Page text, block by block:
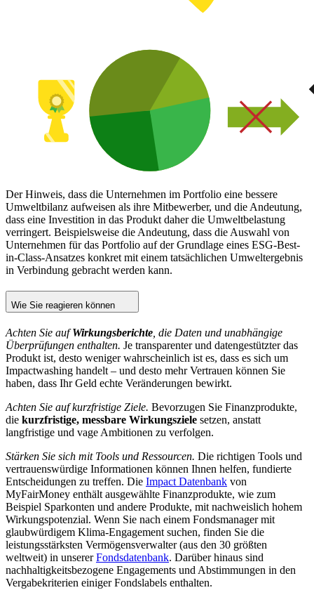
Der Hinweis, dass die Unternehmen im Portfolio eine bessere
Umweltbilanz aufweisen als ihre Mitbewerber, und die Andeutung,
dass eine Investition in das Produkt daher die Umweltbelastung
verringert. Beispielsweise die Andeutung, dass die Auswahl von
Unternehmen für das Portfolio auf der Grundlage eines ESG-Best-
in-Class-Ansatzes konkret mit einem tatsächlichen Umweltergebnis
in Verbindung gebracht werden kann.
Wie Sie reagieren können
Achten Sie aufWirkungsberichte , die Daten und unabhängige
Überprüfungen enthalten. Je transparenter und datengestützter das
Produkt ist, desto weniger wahrscheinlich ist es, dass es sich um
Impactwashing handelt – und desto mehr Vertrauen können Sie
haben, dass Ihr Geld echte Veränderungen bewirkt.
Achten Sie auf kurzfristige Ziele. Bevorzugen Sie Finanzprodukte,
die kurzfristige, messbare Wirkungsziele setzen, anstatt
langfristige und vage Ambitionen zu verfolgen.
Stärken Sie sich mit Tools und Ressourcen. Die richtigen Tools und
vertrauenswürdige Informationen können Ihnen helfen, fundierte
Entscheidungen zu treffen. Die Impact Datenbank von
MyFairMoney enthält ausgewählte Finanzprodukte, wie zum
Beispiel Sparkonten und andere Produkte, mit nachweislich hohem
Wirkungspotenzial. Wenn Sie nach einem Fondsmanager mit
glaubwürdigem Klima-Engagement suchen, finden Sie die
leistungsstärksten Vermögensverwalter (aus den 30 größten
weltweit) in unsererFondsdatenbank. Darüber hinaus sind
nachhaltigkeitsbezogene Engagements und Abstimmungen in den
Vergabekriterien einiger Fondslabels enthalten.